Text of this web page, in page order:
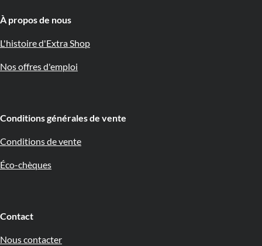
À propos de nous 🇧🇪
L'histoire d'Extra Shop
Nos offres d'emploi
Conditions générales de vente
Conditions de vente
Éco-chèques
Contact
Nous contacter